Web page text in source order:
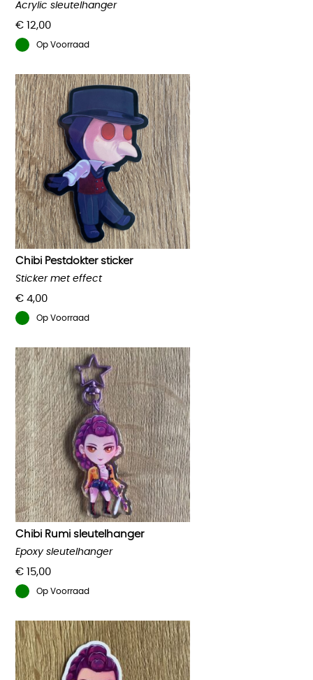
€ 12,00
Acrylic sleutelhanger
Op Voorraad
Chibi Pestdokter sticker
€ 4,00
Sticker met effect
Op Voorraad
Chibi Rumi sleutelhanger
€ 15,00
Epoxy sleutelhanger
Op Voorraad